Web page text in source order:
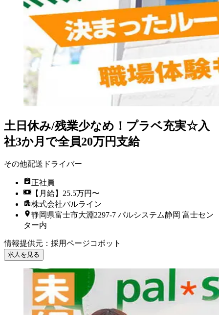
土日休み/残業少なめ！プラベ充実☆入
社3か月で全員20万円支給
その他配送ドライバー
正社員
【月給】25.5万円〜
株式会社パルライン
静岡県富士市大淵2297-7 パルシステム静岡 富士セン
ター内
情報提供元 ： 採用ページコボット
求人を見る